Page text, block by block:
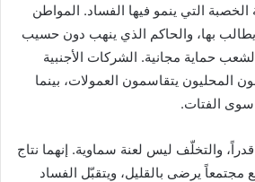
التي ينمو فيها الفساد. المواطن
بها، والحاكم الذي ينهب دون حسيب
حماية مجانية. الشركات الأجنبية
المحليون يتقاسمون العمولات، بينما
سوى الفتات.
والتخلّف ليس لعنة سماوية. إنهما نتاج
يرضى بالقليل، ويتقبّل الفساد